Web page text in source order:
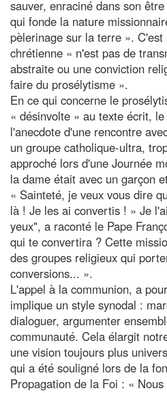
sauver, enraciné dans son
qui fonde la nature
pèlerinage sur la terre ».
chrétienne « n'est pas de
abstraite ou une conviction
faire du prosélytisme ».
En ce qui concerne le
« désinvolte » au texte écrit,
l'anecdote d'une rencontre
un groupe catholique-ultra,
approché lors d'une Journée
la dame était avec un garçon
« Sainteté, je veux vous dire
là ! Je les ai convertis ! » Je
yeux", a raconté le Pape
qui te convertira ? Cette
des groupes religieux qui
conversions... ».
L'appel à la communion, a
implique un style synodal :
dialoguer, argumenter
communauté. Cela élargit
une vision toujours plus
qui a été souligné lors de la
Propagation de la Foi : «